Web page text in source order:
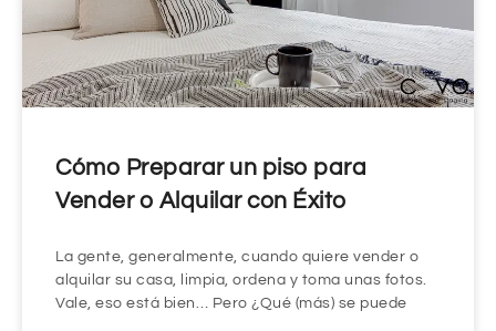
Cómo Preparar un piso para
Vender o Alquilar con Éxito
La gente, generalmente, cuando quiere vender o
alquilar su casa, limpia, ordena y toma unas fotos.
Vale, eso está bien… Pero ¿Qué (más) se puede